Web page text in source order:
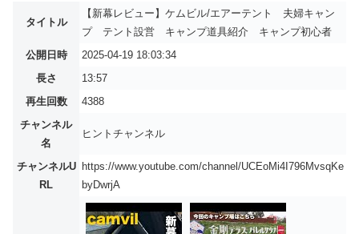
タイトル
【新幕レビュー】ケムビル/エアーテント 夫婦キャン
プ テント設営 キャンプ道具紹介 キャンプ初心者
公開日時
2025-04-19 18:03:34
長さ
13:57
再生回数
4388
チャンネル
名
ヒントチャンネル
チャンネルU
RL
https://www.youtube.com/channel/UCEoMi4I796MvsqKe
byDwrjA